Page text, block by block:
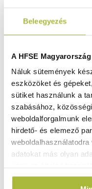
Beleegyezés
A HFSE
Náluk sütemények
eszközöket és
sütiket használunk a
szabásához,
weboldalforgalmunk
hirdető- és elemező
adatokat más olyan
Virsli melegentartó –
-
(